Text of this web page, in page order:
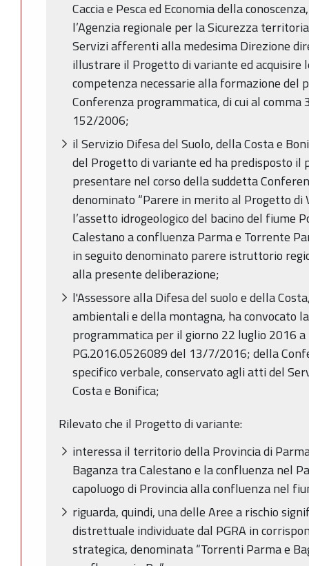
Caccia e Pesca ed Economia della
l’Agenzia regionale per la Sicurezza
Servizi afferenti alla medesima Direzione
illustrare il Progetto di variante ed
competenza necessarie alla formazione del
Conferenza programmatica, di cui al comma
152/2006;
il Servizio Difesa del Suolo, della Costa e
del Progetto di variante ed ha predisposto
presentare nel corso della suddetta
denominato “Parere in merito al Progetto
l’assetto idrogeologico del bacino del fiume
Calestano a confluenza Parma e Torrente
in seguito denominato parere istruttorio
alla presente deliberazione;
l'Assessore alla Difesa del suolo e della
ambientali e della montagna, ha convocato
programmatica per il giorno 22 luglio 2016 a
PG.2016.0526089 del 13/7/2016; della
specifico verbale, conservato agli atti del
Costa e Bonifica;
Rilevato che il Progetto di variante:
interessa il territorio della Provincia di
Baganza tra Calestano e la confluenza nel
capoluogo di Provincia alla confluenza nel
riguarda, quindi, una delle Aree a rischio
distrettuale individuate dal PGRA in
strategica, denominata “Torrenti Parma e